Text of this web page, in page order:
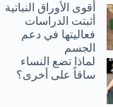
أقوى الأوراق النباتية
أثبتت الدراسات
فعاليتها في دعم
الجسم
لماذا تضع النساء
ساقاً على أخرى؟